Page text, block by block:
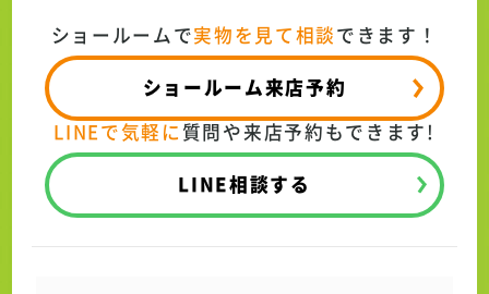
LINEで気軽に 質問や来店予約もできます!
LINE相談する
ショールームで実物を見て相談できます！
ショールーム来店予約